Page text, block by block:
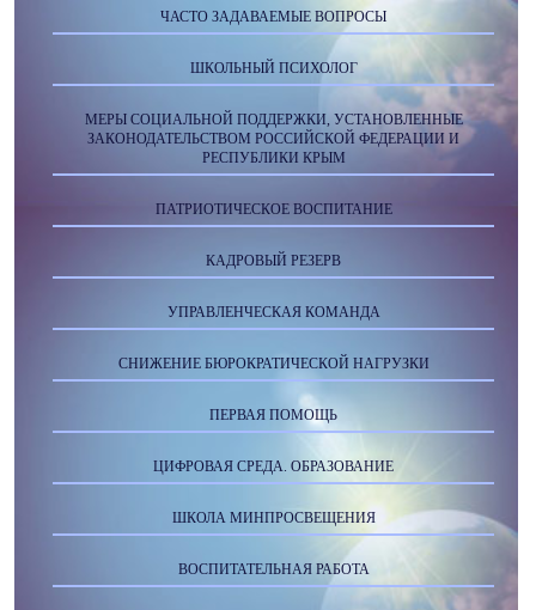
ЧАСТО ЗАДАВАЕМЫЕ ВОПРОСЫ
ШКОЛЬНЫЙ ПСИХОЛОГ
МЕРЫ СОЦИАЛЬНОЙ ПОДДЕРЖКИ, УСТАНОВЛЕННЫЕ
ЗАКОНОДАТЕЛЬСТВОМ РОССИЙСКОЙ ФЕДЕРАЦИИ И
РЕСПУБЛИКИ КРЫМ
ПАТРИОТИЧЕСКОЕ ВОСПИТАНИЕ
КАДРОВЫЙ РЕЗЕРВ
УПРАВЛЕНЧЕСКАЯ КОМАНДА
СНИЖЕНИЕ БЮРОКРАТИЧЕСКОЙ НАГРУЗКИ
ПЕРВАЯ ПОМОЩЬ
ЦИФРОВАЯ СРЕДА. ОБРАЗОВАНИЕ
ШКОЛА МИНПРОСВЕЩЕНИЯ
ВОСПИТАТЕЛЬНАЯ РАБОТА